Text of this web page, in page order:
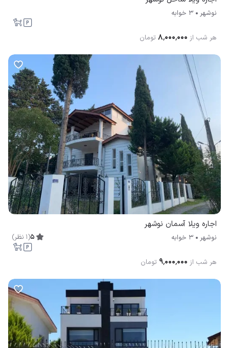
نوشهر 3 خوابه
هر شب از ۸٬۰۰۰٬۰۰۰ تومان
اجاره ویلا آسمان نوشهر
نوشهر 3 خوابه 5
(
1 نظر)
هر شب از ۹٬۰۰۰٬۰۰۰ تومان